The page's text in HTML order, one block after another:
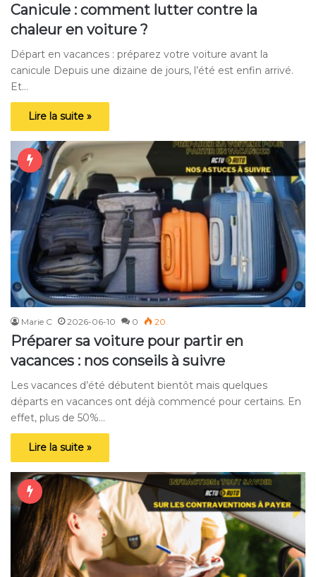
Canicule : comment lutter contre la
chaleur en voiture ?
Départ en vacances : préparez votre voiture avant la
canicule Depuis une dizaine de jours, l’été est enfin arrivé.
Et…
Lire la suite »
Marie C 2026-06-10 0 20
Préparer sa voiture pour partir en
vacances : nos conseils à suivre
Les vacances d’été débutent bientôt mais quelques
départs en vacances ont déjà commencé pour certains. En
effet, plus de 50%…
Lire la suite »